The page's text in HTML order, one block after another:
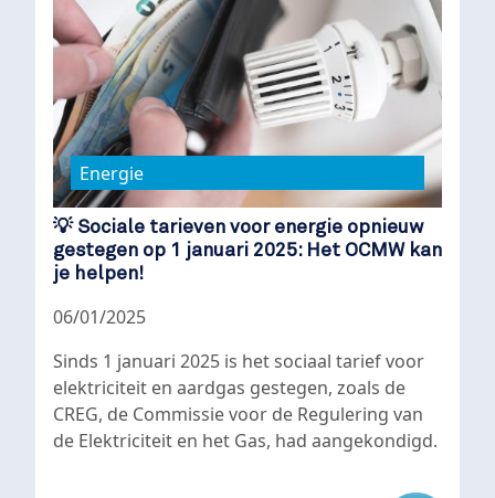
Energie
💡 Sociale tarieven voor energie opnieuw
gestegen op 1 januari 2025: Het OCMW kan
je helpen!
06/01/2025
Sinds 1 januari 2025 is het sociaal tarief voor
elektriciteit en aardgas gestegen, zoals de
CREG, de Commissie voor de Regulering van
de Elektriciteit en het Gas, had aangekondigd.